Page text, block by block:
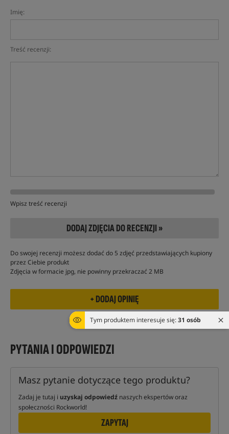
Tym produktem interesuje się:31 osób
Imię:
Treść recenzji:
Wpisz treść recenzji
DODAJ ZDJĘCIA DO RECENZJI »
Do swojej recenzji możesz dodać do 5 zdjęć przedstawiających kupiony
przez Ciebie produkt
Zdjęcia w formacie jpg, nie powinny przekraczać 2 MB
PYTANIA I ODPOWIEDZI
Masz pytanie dotyczące tego produktu?
Zadaj je tutaj i uzyskaj odpowiedź naszych ekspertów oraz
społeczności Rockworld!
ZAPYTAJ